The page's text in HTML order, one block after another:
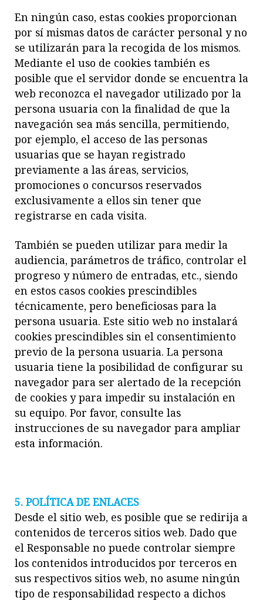
En ningún caso, estas cookies proporcionan
por sí mismas datos de carácter personal y no
se utilizarán para la recogida de los mismos.
Mediante el uso de cookies también es
posible que el servidor donde se encuentra la
web reconozca el navegador utilizado por la
persona usuaria con la finalidad de que la
navegación sea más sencilla, permitiendo,
por ejemplo, el acceso de las personas
usuarias que se hayan registrado
previamente a las áreas, servicios,
promociones o concursos reservados
exclusivamente a ellos sin tener que
registrarse en cada visita.
También se pueden utilizar para medir la
audiencia, parámetros de tráfico, controlar el
progreso y número de entradas, etc., siendo
en estos casos cookies prescindibles
técnicamente, pero beneficiosas para la
persona usuaria. Este sitio web no instalará
cookies prescindibles sin el consentimiento
previo de la persona usuaria. La persona
usuaria tiene la posibilidad de configurar su
navegador para ser alertado de la recepción
de cookies y para impedir su instalación en
su equipo. Por favor, consulte las
instrucciones de su navegador para ampliar
esta información.
5. POLÍTICA DE ENLACES
Desde el sitio web, es posible que se redirija a
contenidos de terceros sitios web. Dado que
el Responsable no puede controlar siempre
los contenidos introducidos por terceros en
sus respectivos sitios web, no asume ningún
tipo de responsabilidad respecto a dichos